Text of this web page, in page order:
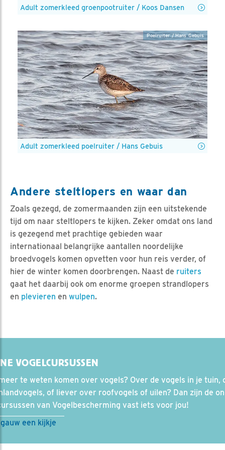
Adult zomerkleed groenpootruiter / Koos Dansen
Adult zomerkleed poelruiter / Hans Gebuis
Poelruiter / Hans Gebuis
Andere steltlopers en waar dan
Zoals gezegd, de zomermaanden zijn een uitstekende
tijd om naar steltlopers te kijken. Zeker omdat ons land
is gezegend met prachtige gebieden waar
internationaal belangrijke aantallen noordelijke
broedvogels komen opvetten voor hun reis verder, of
hier de winter komen doorbrengen. Naast de ruiters
gaat het daarbij ook om enorme groepen strandlopers
en plevieren en wulpen.
VOGELCURSUSSEN
te weten komen over vogels? Over de vogels in je tuin,
of liever over roofvogels of uilen? Dan zijn de
van Vogelbescherming vast iets voor jou!
een kijkje